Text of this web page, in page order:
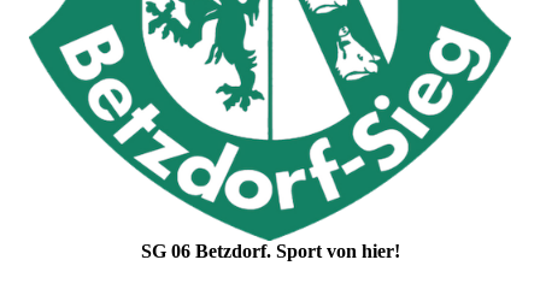
SG 06 Betzdorf. Sport von hier!